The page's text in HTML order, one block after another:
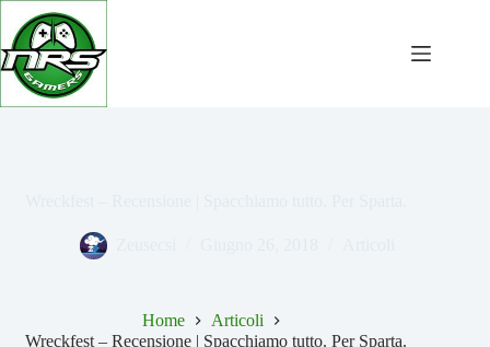
Salta
contenuto
Home
Articoli
Wreckfest – Recensione | Spacchiamo tutto. Per Sparta.